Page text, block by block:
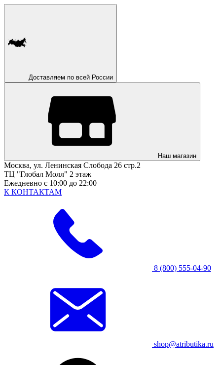
Доставляем по всей России
Наш магазин
Москва, ул. Ленинская Слобода 26 стр.2
ТЦ "Глобал Молл" 2 этаж
Ежедневно с 10:00 до 22:00
К КОНТАКТАМ
8 (800) 555-04-90
shop@atributika.ru